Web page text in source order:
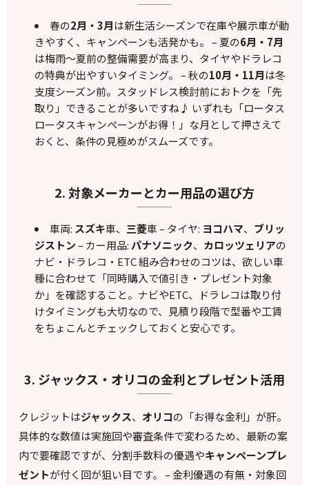
春の2月・3月は新生活シーズンで在庫や展示車が動
きやすく、キャンペーンも活発かも。 – 夏の6月・7月
は梅雨〜夏前の整備需要が高まり、タイヤやドラレコ
の特典が出やすいタイミング。 – 秋の10月・11月は冬
支度シーズン前。スタッドレス検討前におトクを「先
取り」できることが多いですね♪ いずれも「ロータス
ロータスキャンペーンがお得！」な月として押さえて
おくと、条件の見極めがスムーズです。
2. 対象メーカーとカー用品の選び方
車両: スズキ車、 三菱車 – タイヤ: ヨコハマ、 ブリッ
ジストン– カー用品: パナソニック、 カロッツェリアの
ナビ・ドラレコ・ETC 組み合わせのコツは、欲しい車
種に合わせて「同時購入で値引き・プレゼント対象
か」を確認すること。ナビやETC、ドラレコは取り付
けタイミングも大切なので、見積り段階で型番や工賃
をちょこんとチェックしておくと安心です。
3. ジャックス・オリコの金利とプレゼント活用
クレジットはジャックス、 オリコの「お得な金利」が肝。
具体的な数値は実施回や審査条件で変わるため、最新の案
内で要確認ですが、分割手数料の優遇やキャンペーンプレ
ゼントが付く回が狙い目です。 – 金利優遇の有無・対象回